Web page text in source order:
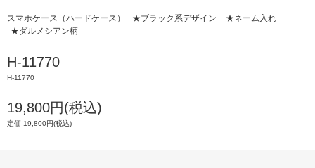
スマホケース（ハードケース） ★ブラック系デザイン
★ネーム入れ
★ダルメシアン柄
H-11770
H-11770
19,800円(税込)
定価 19,800円(税込)